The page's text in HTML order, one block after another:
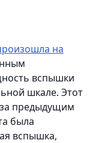
на
вспышки
шкале. Этот
предыдущим
была
вспышка,